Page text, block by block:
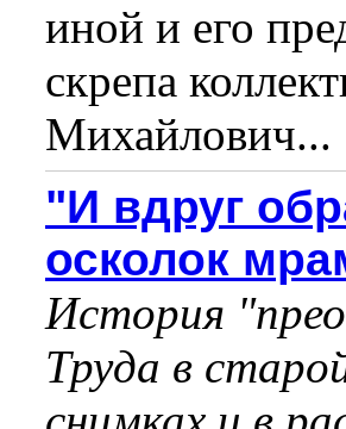
иной и его
скрепа
Михайлович...
"И вдруг
осколок
История
Труда в